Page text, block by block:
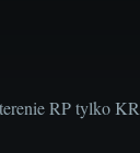
RP tylko